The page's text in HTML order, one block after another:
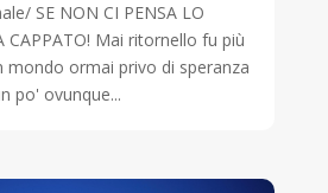
SE NON CI PENSA LO
CAPPATO! Mai ritornello fu più
mondo ormai privo di speranza
po' ovunque...